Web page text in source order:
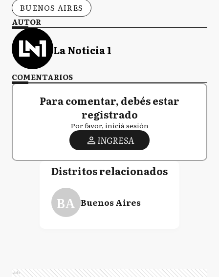
BUENOS AIRES
AUTOR
La Noticia 1
COMENTARIOS
Para comentar, debés estar
registrado
Por favor, iniciá sesión
INGRESA
Distritos relacionados
BA Buenos Aires
Ads